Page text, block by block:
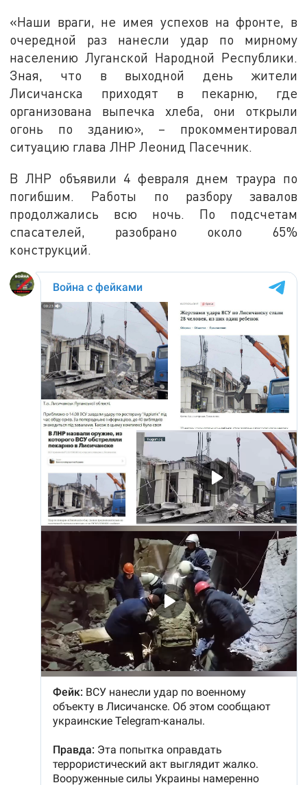
«Наши враги, не имея успехов на фронте, в
очередной раз нанесли удар по мирному
населению Луганской Народной Республики.
Зная, что в выходной день жители
Лисичанска приходят в пекарню, где
организована выпечка хлеба, они открыли
огонь по зданию», – прокомментировал
ситуацию глава ЛНР Леонид Пасечник.
В ЛНР объявили 4 февраля днем траура по
погибшим. Работы по разбору завалов
продолжались всю ночь. По подсчетам
спасателей, разобрано около 65%
конструкций.